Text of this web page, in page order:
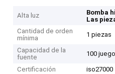
Alta luz Bomba
Las
Cantidad de orden
mínima
1 piezas
Capacidad de la
fuente
100
Certificación
iso27000